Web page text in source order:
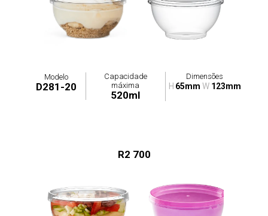
Modelo
D281-20
Capacidade
máxima
520ml
Dimensões
H 65mm W 123mm
R2 700